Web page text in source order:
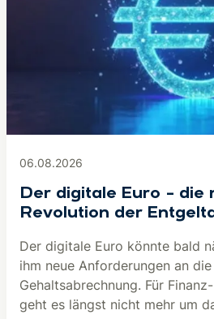
06.08.2026
Der digitale Euro – die
Revolution der
Der digitale Euro könnte bald
ihm neue Anforderungen an
Gehaltsabrechnung. Für
geht es längst nicht mehr um